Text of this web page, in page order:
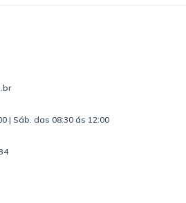
| Sáb. das 08:30 ás 12:00